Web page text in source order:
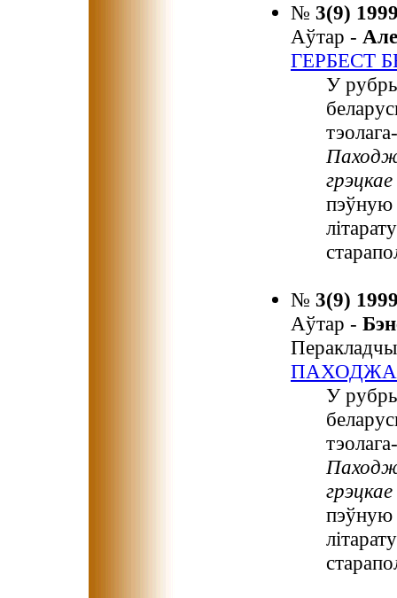
№ 3(9)
Аўтар -
ГЕРБЕСТ
У
пэўную
№ 3(9)
Аўтар -
У
пэўную